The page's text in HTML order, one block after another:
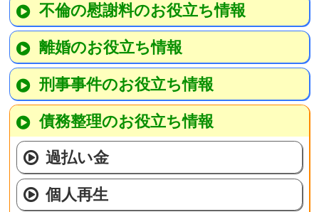
不倫の慰謝料のお役立ち情報
離婚のお役立ち情報
刑事事件のお役立ち情報
債務整理のお役立ち情報
過払い金
個人再生